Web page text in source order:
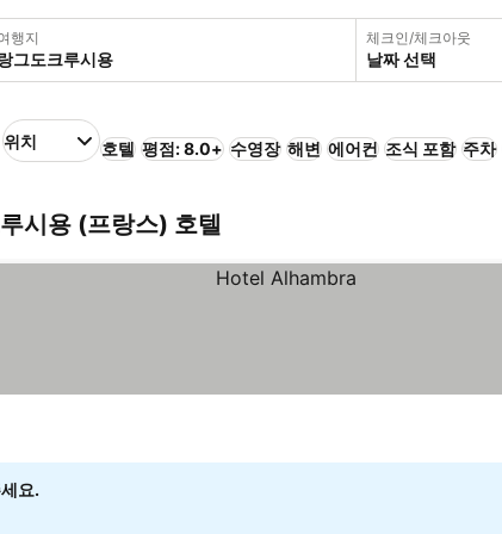
행지 체크인/체크아웃
날짜 선택
위치 호텔 평점: 8.0+ 수영장 해변 에어컨 조식 포함 주차
시용 (프랑스) 호텔
요.